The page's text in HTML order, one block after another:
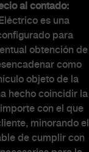
al contado:
es una
para
obtención de
como
objeto de la
hecho coincidir la
con el que
minorando el
de cumplir con